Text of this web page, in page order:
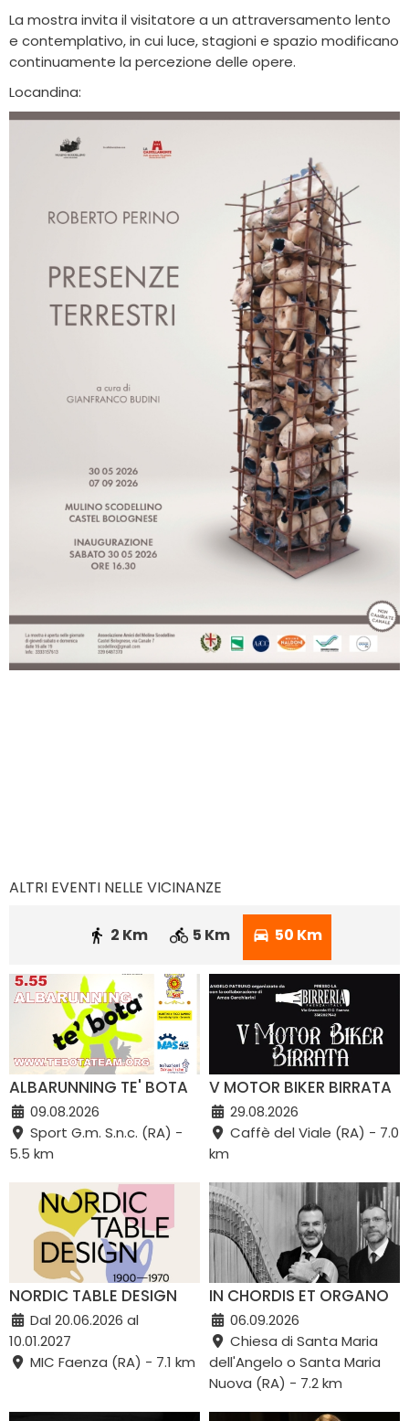
La mostra invita il visitatore a un attraversamento lento
e contemplativo, in cui luce, stagioni e spazio modificano
continuamente la percezione delle opere.
Locandina:
ALTRI EVENTI NELLE VICINANZE
2 Km 5 Km 50 Km
ALBARUNNING TE' BOTA
09.08.2026
Sport G.m. S.n.c. (RA) -
5.5 km
V MOTOR BIKER BIRRATA
29.08.2026
Caffè del Viale (RA) - 7.0
km
NORDIC TABLE DESIGN
Dal 20.06.2026 al
10.01.2027
MIC Faenza (RA) - 7.1 km
IN CHORDIS ET ORGANO
06.09.2026
Chiesa di Santa Maria
dell'Angelo o Santa Maria
Nuova (RA) - 7.2 km